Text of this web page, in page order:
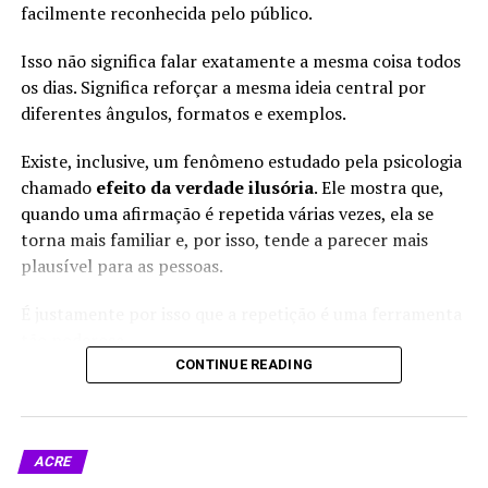
nos municípios
Acre
Lula pede mobilização
contra mentiras e anuncia
investimentos do Novo PAC
Saúde em Salvador
Em "Política"
RELATED TOPICS: ACRE MINISTÉRIO DA SAÚDE
SAMU
Auxílio de R$ 3.242 para pescadores depende do avanço
facilmente reconhecida pelo público.
Isso não significa falar exatamente a mesma coisa todos
os dias. Significa reforçar a mesma ideia central por
diferentes ângulos, formatos e exemplos.
Existe, inclusive, um fenômeno estudado pela psicologia
chamado efeito da verdade ilusória. Ele mostra que,
quando uma afirmação é repetida várias vezes, ela se
torna mais familiar e, por isso, tende a parecer mais
plausível para as pessoas.
Mas há uma diferença fundamental: em uma
comunicação ética, a repetição serve para fixar uma
fabricar uma “verdade”.
CONTINUE READING
ACRE